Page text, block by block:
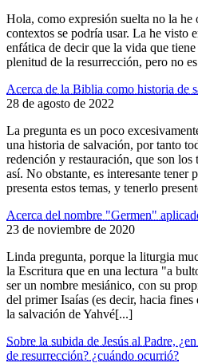
Hola, como expresión suelta no la he
contextos se podría usar. La he visto
enfática de decir que la vida que tiene
plenitud de la resurrección, pero no
Acerca de la Biblia como historia de
28 de agosto de 2022
La pregunta es un poco
una historia de salvación, por tanto
redención y restauración, que son los
así. No obstante, es interesante tener
presenta estos temas, y tenerlo
Acerca del nombre "Germen"
23 de noviembre de 2020
Linda pregunta, porque la liturgia
la Escritura que en una lectura "a
ser un nombre mesiánico, con su
del primer Isaías (es decir, hacia
la salvación de Yahvé[...]
Sobre la subida de Jesús al Padre,
de resurrección? ¿cuándo ocurrió?